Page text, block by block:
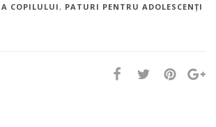
COPILULUI , PATURI PENTRU ADOLESCENȚI